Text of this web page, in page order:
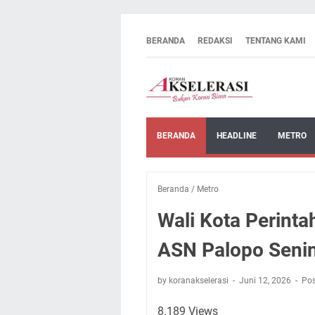
BERANDA REDAKSI TENTANG KAMI
BERANDA HEADLINE METRO
Beranda / Metro
Wali Kota
ASN Palopo
by koranakselerasi Juni 12, 2026
8.189 Views